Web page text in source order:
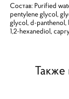
Состав: Purified
pentylene glycol,
glycol, d-panthenol,
1,2-hexanediol,
Также